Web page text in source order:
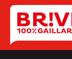
Cookies beheer